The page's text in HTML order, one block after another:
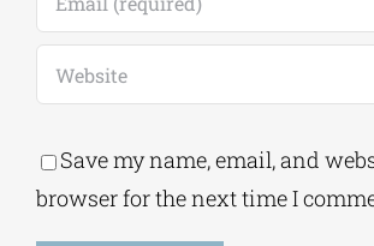
Save my name, email, and